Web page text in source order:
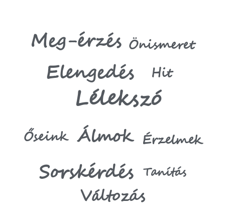
Meg-érzés Önismeret
Elengedés Hit
Lélekszó
Őseink Álmok Érzelmek
Sorskérdés Tanítás
Változás